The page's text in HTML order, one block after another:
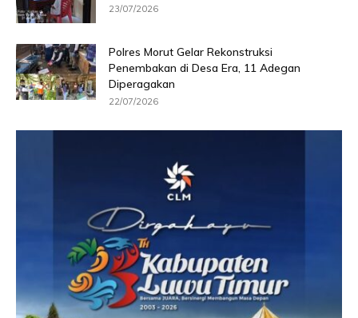
23/07/2026
Polres Morut Gelar Rekonstruksi
Penembakan di Desa Era, 11 Adegan
Diperagakan
22/07/2026